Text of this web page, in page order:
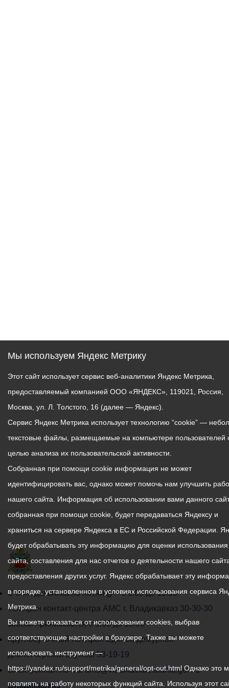
График
работы
администрации
местного
самоуправления
города
Владикавказ:
С понедельника по пятницу – с 9.00 до 18.00
Телефон контакт-центра АМС г. Владикавказ 30-30-30
звонки принимаются с 9:00 до 18:00
Круглосуточный телефон Единой дежурной
диспетчерской службы53-19-19
Электронная почта:ams@vladikavkaz.alania.gov.ru
Владикавказ
Мы используем Яндекс Метрику
Этот сайт использует сервис веб-аналитики Яндекс Метрика,
предоставляемый компанией ООО «ЯНДЕКС», 119021, Россия,
Москва, ул. Л. Толстого, 16 (далее — Яндекс).
Сервис Яндекс Метрика использует технологию “cookie” —
текстовые файлы, размещаемые на компьютере пользователей
целью анализа их пользовательской активности.
Собранная при помощи cookie информация не может
идентифицировать вас, однако может помочь нам улучшить
нашего сайта. Информация об использовании вами данного
собранная при помощи cookie, будет передаваться Яндексу и
храниться на сервере Яндекса в ЕС и Российской Федерации.
будет обрабатывать эту информацию для оценки
сайта, составления для нас отчетов о деятельности нашего
предоставления других услуг. Яндекс обрабатывает эту
в порядке, установленном в условиях использования сервиса
Метрика.
Вы можете отказаться от использования cookies, выбрав
соответствующие настройки в браузере. Также вы можете
использовать инструмент —
https://yandex.ru/support/metrika/general/opt-out.html Однако это
повлиять на работу некоторых функций сайта. Используя этот